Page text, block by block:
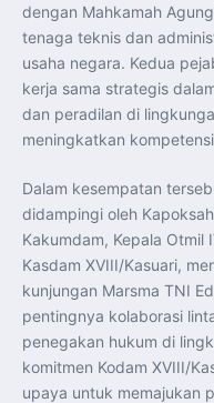
Perkuat Kerja
Menteri PKP
Teknologi,
Program 3
Pendaftaran
hingga 28 Juli
dan Sertifikasi
KASAU
Integritas dan
Pengabdian
Lebih Erat
Indonesia
Stabilitas
Menlu RI
Selatan untuk
Kemitraan
Pangan, dan
ASEAN dan
Kerja Sama
BI
Stabilitas dan
Kepala BGN
Transparansi
Gratis
dengan Mahkamah
tenaga teknis dan
usaha negara. Kedua
kerja sama strategis
dan peradilan di
meningkatkan
Dalam kesempatan
didampingi oleh
Kakumdam, Kepala Otmil
Kasdam XVIII/Kasuari,
kunjungan Marsma TNI
pentingnya kolaborasi
penegakan hukum di
komitmen Kodam XVIII/
upaya untuk memajukan